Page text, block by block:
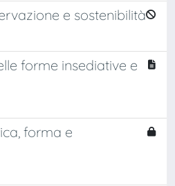
e sostenibilità
forme insediative e
forma e